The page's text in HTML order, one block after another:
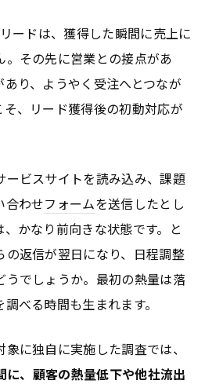
ードは、獲得した瞬間に売上に
。その先に営業との接点があ
り、ようやく受注へとつなが
、リード獲得後の初動対応が
ービスサイトを読み込み、課題
合わせフォームを送信したとし
かなり前向きな状態です。と
の返信が翌日になり、日程調整
うでしょうか。最初の熱量は落
べる時間も生まれます。
に独自に実施した調査では、
、顧客の熱量低下や他社流出